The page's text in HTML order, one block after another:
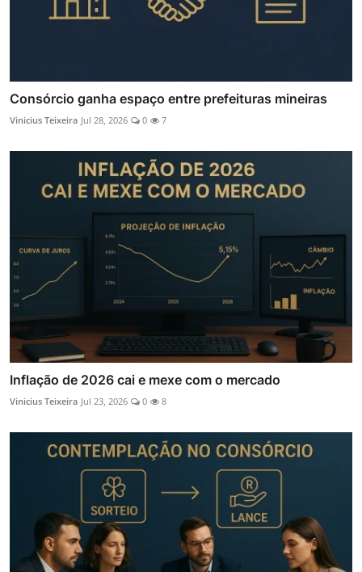
Consórcio ganha espaço entre prefeituras mineiras
Vinicius Teixeira Jul 28, 2026 0 7
Inflação de 2026 cai e mexe com o mercado
Vinicius Teixeira Jul 23, 2026 0 8